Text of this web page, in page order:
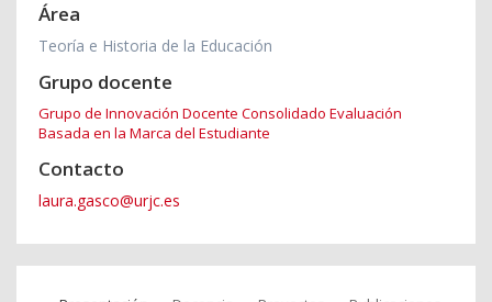
Área
Teoría e Historia de la Educación
Grupo docente
Grupo de Innovación Docente Consolidado Evaluación
Basada en la Marca del Estudiante
Contacto
laura.gasco@urjc.es